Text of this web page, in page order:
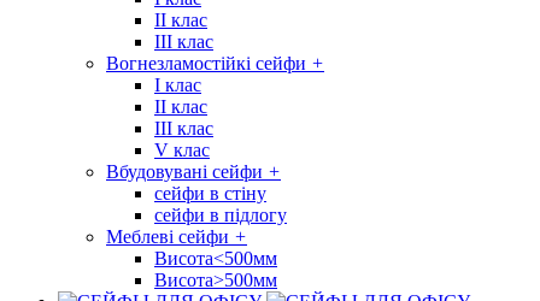
II клас
III клас
Вогнезламостійкі сейфи +
I клас
II клас
III клас
V клас
Вбудовувані сейфи +
сейфи в стіну
сейфи в підлогу
Меблеві сейфи +
Висота<500мм
Висота>500мм